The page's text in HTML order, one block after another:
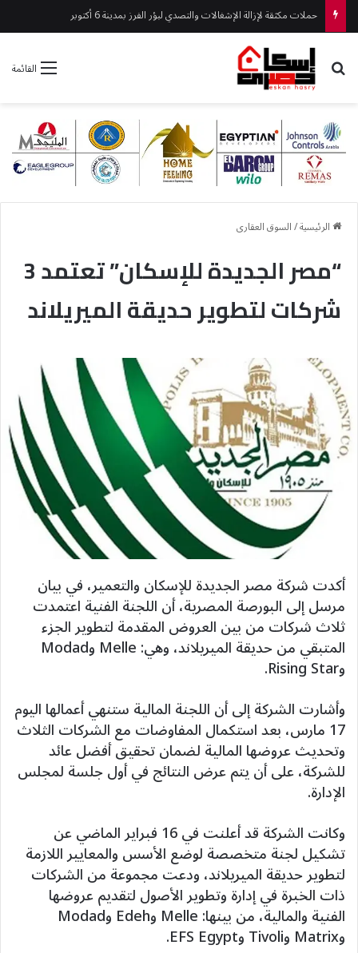
حملات مكثقة لإزالة الإشغالات والتصدي لبؤر الفرز بمدينة 6 أكتوبر
القائمة بحث عن
الرئيسية/السوق العقارى
“مصر الجديدة للإسكان” تعتمد 3
شركات لتطوير حديقة الميريلاند
أكدت شركة مصر الجديدة للإسكان والتعمير، في بيان
مرسل إلى البورصة المصرية، أن اللجنة الفنية اعتمدت
ثلاث شركات من بين العروض المقدمة لتطوير الجزء
المتبقي من حديقة الميريلاند، وهي: Melle وModad
وRising Star.
وأشارت الشركة إلى أن اللجنة المالية ستنهي أعمالها اليوم
17 مارس، بعد استكمال المفاوضات مع الشركات الثلاث
وتحديث عروضها المالية لضمان تحقيق أفضل عائد
للشركة، على أن يتم عرض النتائج في أول جلسة لمجلس
الإدارة.
وكانت الشركة قد أعلنت في 16 فبراير الماضي عن
تشكيل لجنة متخصصة لوضع الأسس والمعايير اللازمة
لتطوير حديقة الميريلاند، ودعت مجموعة من الشركات
ذات الخبرة في إدارة وتطوير الأصول لتقديم عروضها
الفنية والمالية، من بينها: Melle وEdeh وModad
وMatrix وTivoli وEFS Egypt.